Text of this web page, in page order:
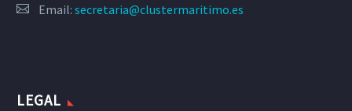
Email: secretaria@clustermaritimo.es
LEGAL